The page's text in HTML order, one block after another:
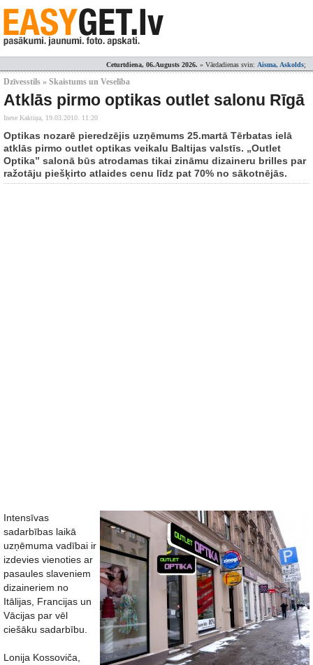
Ceturtdiena, 06.Augusts 2026. » Vārdadienas svin: Aisma, Askolds;
Dzīvesstils » Skaistums un Veselība
Atklās pirmo optikas outlet salonu Rīgā
Inese Kaktiņa, 19.03.2010. 11:20
Optikas nozarē pieredzējis uzņēmums 25.martā Tērbatas ielā
atklās pirmo outlet optikas veikalu Baltijas valstīs. „Outlet
Optika” salonā būs atrodamas tikai zināmu dizaineru brilles par
ražotāju piešķirto atlaides cenu līdz pat 70% no sākotnējās.
Intensīvas
sadarbības laikā
uzņēmuma vadībai ir
izdevies vienoties ar
pasaules slaveniem
dizaineriem no
Itālijas, Francijas un
Vācijas par vēl
ciešāku sadarbību.
Lonija Kossoviča,